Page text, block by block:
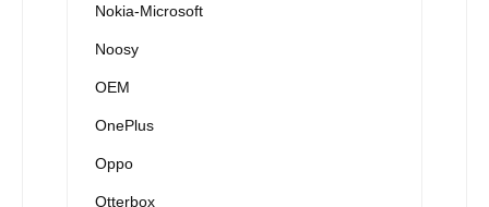
Nokia-Microsoft
Noosy
OEM
OnePlus
Oppo
Otterbox